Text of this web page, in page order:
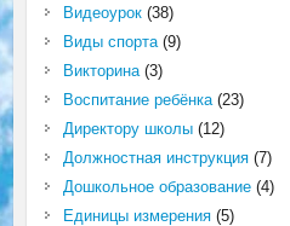
Видеоурок(38)
Виды спорта(9)
Викторина(3)
Воспитание ребёнка(23)
Директору школы(12)
Должностная инструкция(7)
Дошкольное образование(4)
Единицы измерения(5)